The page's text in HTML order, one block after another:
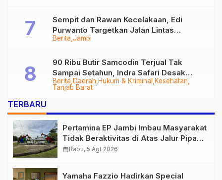
Berita Jambi
Sempit dan Rawan Kecelakaan, Edi
Purwanto Targetkan Jalan Lintas
Tungkal-Jambi Mulus di 2028
Berita Daerah Hukum & Kriminal
Kesehatan
Tanjab Barat
90 Ribu Butir Samcodin Terjual Tak
Sampai Setahun, Indra Safari Desak
Audit Menyeluruh
TERBARU
Pertamina EP Jambi Imbau Masyarakat
Tidak Beraktivitas di Atas Jalur Pipa
Migas Demi Keselamatan Bersama
calendar_monthRabu, 5 Agt 2026
Yamaha Fazzio Hadirkan Special